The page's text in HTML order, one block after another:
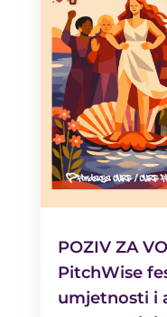
POZIV ZA
PitchWise
umjetnosti i